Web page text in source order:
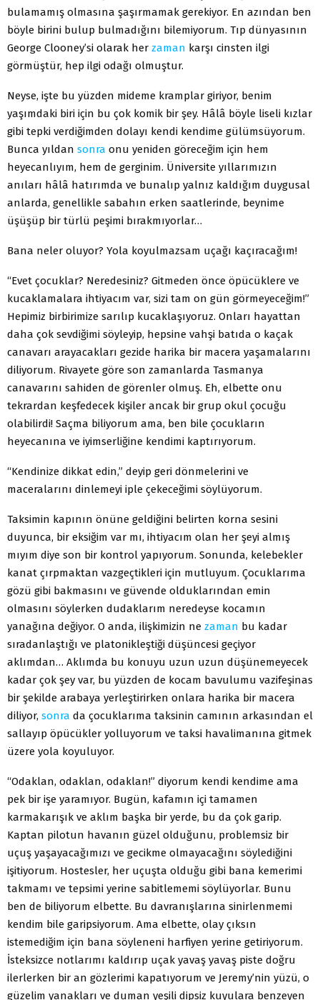
bulamamış olmasına şaşırmamak gerekiyor. En azından ben
böyle birini bulup bulmadığını bilemiyorum. Tıp dünyasının
George Clooney’si olarak her zaman karşı cinsten ilgi
görmüştür, hep ilgi odağı olmuştur.
Neyse, işte bu yüzden mideme kramplar giriyor, benim
yaşımdaki biri için bu çok komik bir şey. Hâlâ böyle liseli kızlar
gibi tepki verdiğimden dolayı kendi kendime gülümsüyorum.
Bunca yıldan sonra onu yeniden göreceğim için hem
heyecanlıyım, hem de gerginim. Üniversite yıllarımızın
anıları hâlâ hatırımda ve bunalıp yalnız kaldığım duygusal
anlarda, genellikle sabahın erken saatlerinde, beynime
üşüşüp bir türlü peşimi bırakmıyorlar…
Bana neler oluyor? Yola koyulmazsam uçağı kaçıracağım!
“Evet çocuklar? Neredesiniz? Gitmeden önce öpücüklere ve
kucaklamalara ihtiyacım var, sizi tam on gün görmeyeceğim!”
Hepimiz birbirimize sarılıp kucaklaşıyoruz. Onları hayattan
daha çok sevdiğimi söyleyip, hepsine vahşi batıda o kaçak
canavarı arayacakları gezide harika bir macera yaşamalarını
diliyorum. Rivayete göre son zamanlarda Tasmanya
canavarını sahiden de görenler olmuş. Eh, elbette onu
tekrardan keşfedecek kişiler ancak bir grup okul çocuğu
olabilirdi! Saçma biliyorum ama, ben bile çocukların
heyecanına ve iyimserliğine kendimi kaptırıyorum.
“Kendinize dikkat edin,” deyip geri dönmelerini ve
maceralarını dinlemeyi iple çekeceğimi söylüyorum.
Taksimin kapının önüne geldiğini belirten korna sesini
duyunca, bir eksiğim var mı, ihtiyacım olan her şeyi almış
mıyım diye son bir kontrol yapıyorum. Sonunda, kelebekler
kanat çırpmaktan vazgeçtikleri için mutluyum. Çocuklarıma
gözü gibi bakmasını ve güvende olduklarından emin
olmasını söylerken dudaklarım neredeyse kocamın
yanağına değiyor. O anda, ilişkimizin ne zaman bu kadar
sıradanlaştığı ve platonikleştiği düşüncesi geçiyor
aklımdan… Aklımda bu konuyu uzun uzun düşünemeyecek
kadar çok şey var, bu yüzden de kocam bavulumu vazifeşinas
bir şekilde arabaya yerleştirirken onlara harika bir macera
diliyor, sonra da çocuklarıma taksinin camının arkasından el
sallayıp öpücükler yolluyorum ve taksi havalimanına gitmek
üzere yola koyuluyor.
“Odaklan, odaklan, odaklan!” diyorum kendi kendime ama
pek bir işe yaramıyor. Bugün, kafamın içi tamamen
karmakarışık ve aklım başka bir yerde, bu da çok garip.
Kaptan pilotun havanın güzel olduğunu, problemsiz bir
uçuş yaşayacağımızı ve gecikme olmayacağını söylediğini
işitiyorum. Hostesler, her uçuşta olduğu gibi bana kemerimi
takmamı ve tepsimi yerine sabitlememi söylüyorlar. Bunu
ben de biliyorum elbette. Bu davranışlarına sinirlenmemi
kendim bile garipsiyorum. Ama elbette, olay çıksın
istemediğim için bana söyleneni harfiyen yerine getiriyorum.
İsteksizce notlarımı kaldırıp uçak yavaş yavaş piste doğru
ilerlerken bir an gözlerimi kapatıyorum ve Jeremy’nin yüzü, o
güzelim yanakları ve duman yeşili dipsiz kuyulara benzeyen